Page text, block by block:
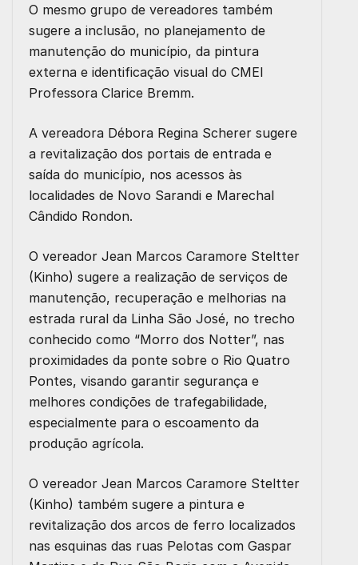
O mesmo grupo de vereadores também
sugere a inclusão, no planejamento de
manutenção do município, da pintura
externa e identificação visual do CMEI
Professora Clarice Bremm.
A vereadora Débora Regina Scherer sugere
a revitalização dos portais de entrada e
saída do município, nos acessos às
localidades de Novo Sarandi e Marechal
Cândido Rondon.
O vereador Jean Marcos Caramore Steltter
(Kinho) sugere a realização de serviços de
manutenção, recuperação e melhorias na
estrada rural da Linha São José, no trecho
conhecido como “Morro dos Notter”, nas
proximidades da ponte sobre o Rio Quatro
Pontes, visando garantir segurança e
melhores condições de trafegabilidade,
especialmente para o escoamento da
produção agrícola.
O vereador Jean Marcos Caramore Steltter
(Kinho) também sugere a pintura e
revitalização dos arcos de ferro localizados
nas esquinas das ruas Pelotas com Gaspar